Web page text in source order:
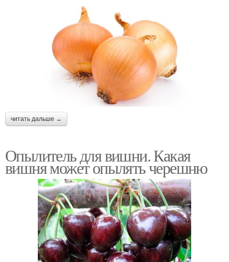
читать дальше →
Опылитель для вишни. Какая
вишня может опылять черешню